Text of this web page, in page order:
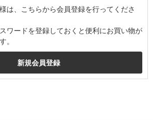
は、こちらから会員登録を行ってくださ
ワードを登録しておくと便利にお買い物が
。